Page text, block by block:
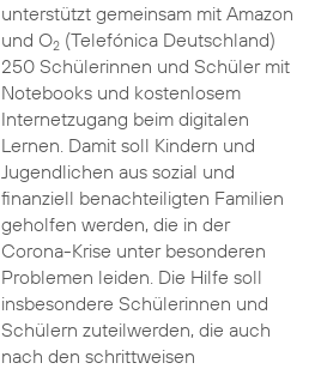
unterstützt gemeinsam mit Amazon
und O2(Telefónica Deutschland)
250 Schülerinnen und Schüler mit
Notebooks und kostenlosem
Internetzugang beim digitalen
Lernen. Damit soll Kindern und
Jugendlichen aus sozial und
finanziell benachteiligten Familien
geholfen werden, die in der
Corona-Krise unter besonderen
Problemen leiden. Die Hilfe soll
insbesondere Schülerinnen und
Schülern zuteilwerden, die auch
nach den schrittweisen